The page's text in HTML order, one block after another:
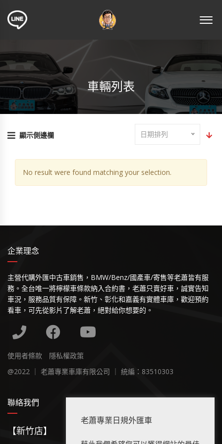
車輛列表
顯示側邊欄 日期排列
No result were found matching your selection.
企業理念
主營代購外匯中古車銷售，BMW/Benz/國產車/寄售等老蕭皆有服
務。全台唯一將檸檬車條款納入合約書，老蕭只賣好車，誠實告知
車況，服務品質有保障。新竹、彰化和嘉義有實體車庫，歡迎預約
看車，可先從影片了解老蕭，絕對給你想要的。
使用者條款
隱私權政策
@2022 ｜ 老蕭專業車庫有限公司 ｜ 統編：83510303
聯絡我們
【新竹店】
老蕭專業日規外匯車